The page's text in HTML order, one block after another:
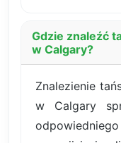
Gdzie znaleźć
w Calgary?
Znalezienie
w Calgary